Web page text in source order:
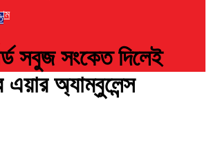
সবুজ সংকেত দিলেই
অ্যাম্বুলেন্স